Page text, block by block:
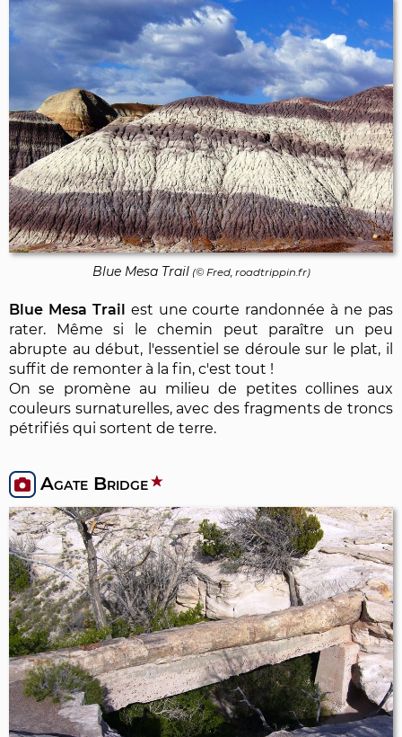
Blue Mesa Trail(© Fred, roadtrippin.fr)
Blue Mesa Trail
est une courte randonnée à ne pas
rater. Même si le chemin peut paraître un peu
abrupte au début, l'essentiel se déroule sur le plat, il
suffit de remonter à la fin, c'est tout !
On se promène au milieu de petites collines aux
couleurs surnaturelles, avec des fragments de troncs
pétrifiés qui sortent de terre.
Agate Bridge